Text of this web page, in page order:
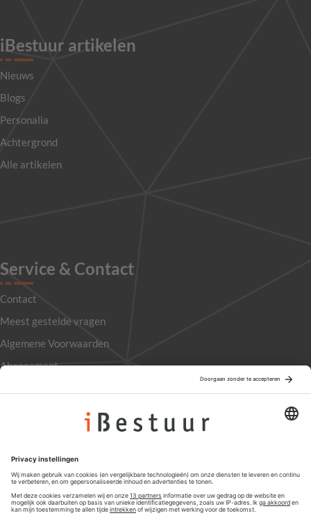
iBestuur artikelen
Nieuws
Blogs
Personalia
Achtergrond
Alle artikelen
Service & Contact
Contact
Meest gestelde vragen
Algemene Voorwaarden
Abonnement
Privacyinstellingen